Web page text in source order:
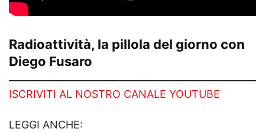
Radioattività, la pillola del giorno con
Diego Fusaro
ISCRIVITI AL NOSTRO CANALE YOUTUBE
LEGGI ANCHE: